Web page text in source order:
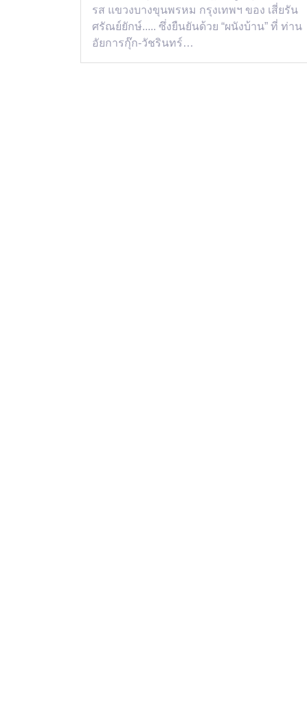
รส แขวงบางขุนพรหม กรุงเทพฯ ของ เสี่ยรัน
ศรัณย์ยักษ์..... ซึ่งยืนยันด้วย “ผนังบ้าน” ที่ ท่าน
อัยการกุ๊ก-วัชรินทร์…